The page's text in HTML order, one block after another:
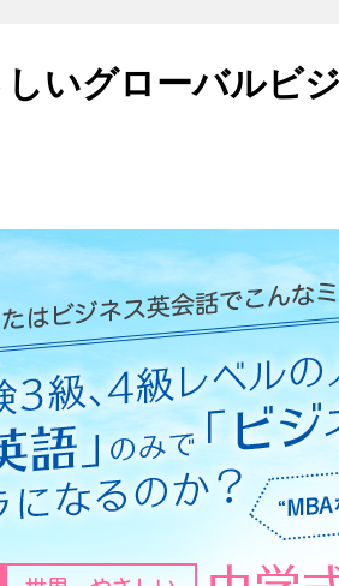
いグローバルビ